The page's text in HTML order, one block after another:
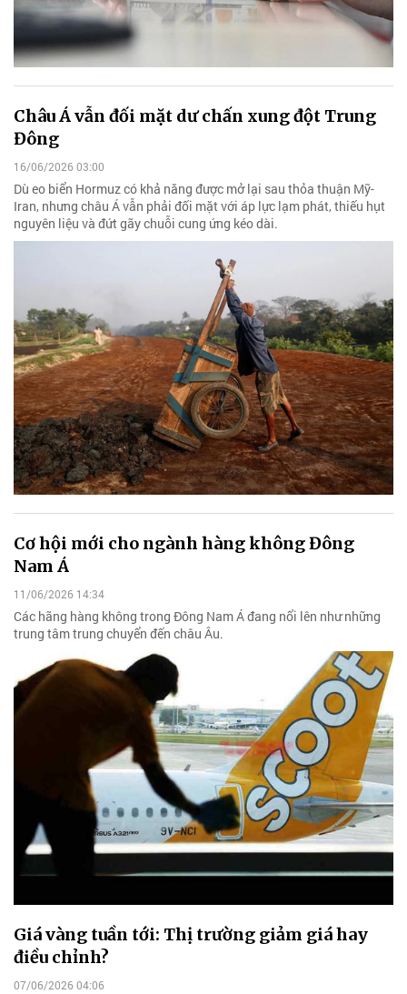
Châu Á vẫn đối mặt dư chấn xung đột Trung
Đông
16/06/2026 03:00
Dù eo biển Hormuz có khả năng được mở lại sau thỏa thuận Mỹ-
Iran, nhưng châu Á vẫn phải đối mặt với áp lực lạm phát, thiếu hụt
nguyên liệu và đứt gãy chuỗi cung ứng kéo dài.
Cơ hội mới cho ngành hàng không Đông
Nam Á
11/06/2026 14:34
Các hãng hàng không trong Đông Nam Á đang nổi lên như những
trung tâm trung chuyển đến châu Âu.
Giá vàng tuần tới: Thị trường giảm giá hay
điều chỉnh?
07/06/2026 04:06